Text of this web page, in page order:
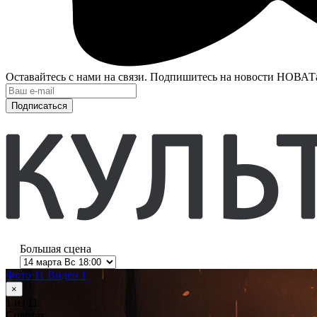
Оставайтесь с нами на связи. Подпишитесь на новости
Подписаться
Большая сцена
Фото 11 Видео 1
×